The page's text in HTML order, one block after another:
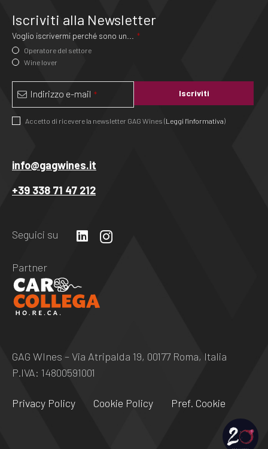
Iscriviti alla Newsletter
Voglio iscrivermi perché sono un... *
Operatore del settore
Wine lover
Indirizzo e-mail * Iscriviti
Accetto di ricevere la newsletter GAG Wines (Leggi l'informativa)
campo
essere
info@gagwines.it
+39 338 71 47 212
Seguici su
Partner
GAG WInes – Via Atripalda 19, 00177 Roma, Italia
P.IVA: 14800591001
Privacy Policy Cookie Policy Pref. Cookie